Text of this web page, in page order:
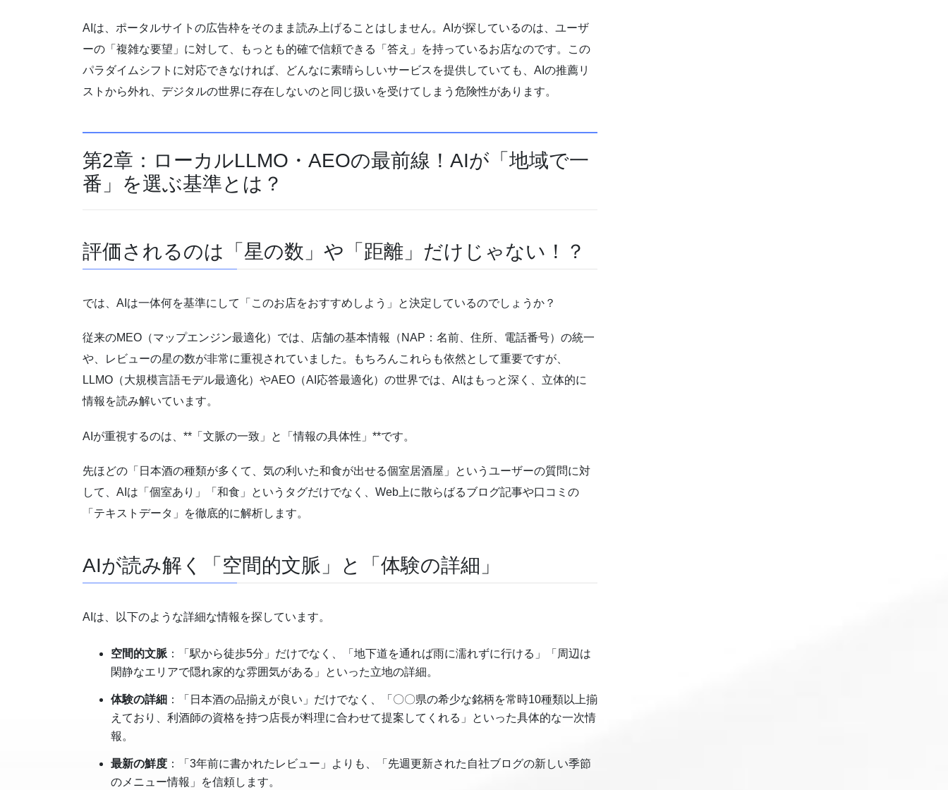
AIは、ポータルサイトの広告枠をそのまま読み上げることはしません。AIが探しているのは、ユーザ
ーの「複雑な要望」に対して、もっとも的確で信頼できる「答え」を持っているお店なのです。この
パラダイムシフトに対応できなければ、どんなに素晴らしいサービスを提供していても、AIの推薦リ
ストから外れ、デジタルの世界に存在しないのと同じ扱いを受けてしまう危険性があります。
第2章：ローカルLLMO・AEOの最前線！AIが「地域で一
番」を選ぶ基準とは？
評価されるのは「星の数」や「距離」だけじゃない！？
では、AIは一体何を基準にして「このお店をおすすめしよう」と決定しているのでしょうか？
従来のMEO（マップエンジン最適化）では、店舗の基本情報（NAP：名前、住所、電話番号）の統一
や、レビューの星の数が非常に重視されていました。もちろんこれらも依然として重要ですが、
LLMO（大規模言語モデル最適化）やAEO（AI応答最適化）の世界では、AIはもっと深く、立体的に
情報を読み解いています。
AIが重視するのは、**「文脈の一致」と「情報の具体性」**です。
先ほどの「日本酒の種類が多くて、気の利いた和食が出せる個室居酒屋」というユーザーの質問に対
して、AIは「個室あり」「和食」というタグだけでなく、Web上に散らばるブログ記事や口コミの
「テキストデータ」を徹底的に解析します。
AIが読み解く「空間的文脈」と「体験の詳細」
AIは、以下のような詳細な情報を探しています。
空間的文脈 ：「駅から徒歩5分」だけでなく、「地下道を通れば雨に濡れずに行ける」「周辺は
閑静なエリアで隠れ家的な雰囲気がある」といった立地の詳細。
体験の詳細 ：「日本酒の品揃えが良い」だけでなく、「〇〇県の希少な銘柄を常時10種類以上揃
えており、利酒師の資格を持つ店長が料理に合わせて提案してくれる」といった具体的な一次情
報。
最新の鮮度 ：「3年前に書かれたレビュー」よりも、「先週更新された自社ブログの新しい季節
のメニュー情報」を信頼します。